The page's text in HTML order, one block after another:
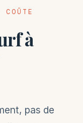
à
pas de